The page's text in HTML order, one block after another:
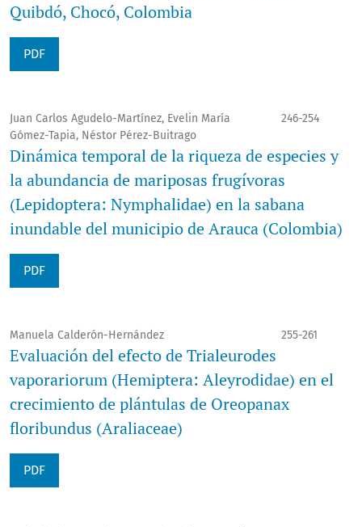
Quibdó, Chocó, Colombia
PDF
Juan Carlos Agudelo-Martínez, Evelin María
Gómez-Tapia, Néstor Pérez-Buitrago
246-254
Dinámica temporal de la riqueza de especies y
la abundancia de mariposas frugívoras
(Lepidoptera: Nymphalidae) en la sabana
inundable del municipio de Arauca (Colombia)
PDF
Manuela Calderón-Hernández 255-261
Evaluación del efecto de Trialeurodes
vaporariorum (Hemiptera: Aleyrodidae) en el
crecimiento de plántulas de Oreopanax
floribundus (Araliaceae)
PDF